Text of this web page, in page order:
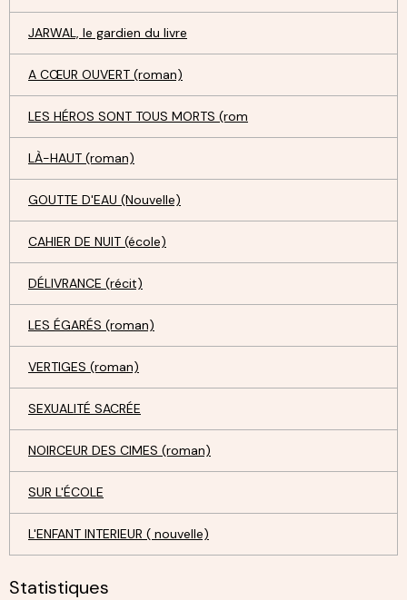
JARWAL, le gardien du livre
A CŒUR OUVERT (roman)
LES HÉROS SONT TOUS MORTS (rom
LÀ-HAUT (roman)
GOUTTE D'EAU (Nouvelle)
CAHIER DE NUIT (école)
DÉLIVRANCE (récit)
LES ÉGARÉS (roman)
VERTIGES (roman)
SEXUALITÉ SACRÉE
NOIRCEUR DES CIMES (roman)
SUR L'ÉCOLE
L'ENFANT INTERIEUR ( nouvelle)
Statistiques